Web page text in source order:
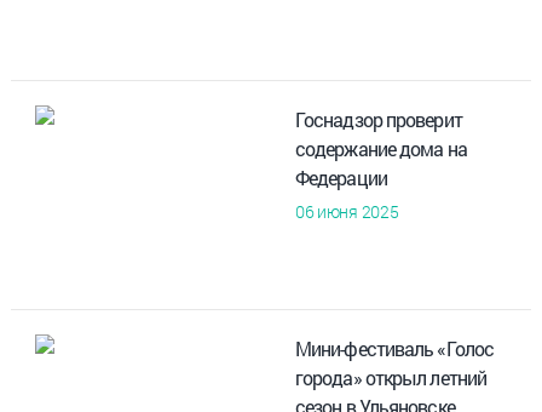
Госнадзор проверит
содержание дома на
Федерации
06 июня 2025
Мини-фестиваль «Голос
города» открыл летний
сезон в Ульяновске